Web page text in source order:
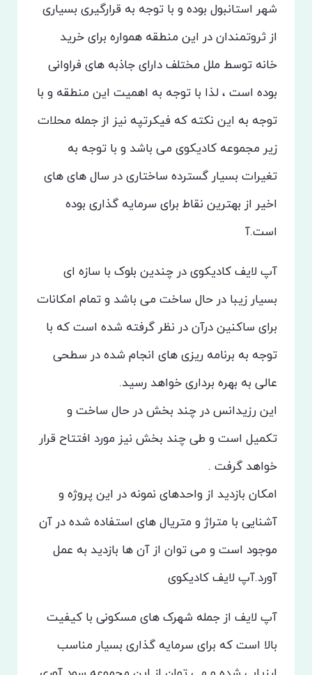
شهر استانبول بوده و با توجه به قرارگیری بسیاری
از ثروتمندان در این منطقه همواره برای خرید
خانه توسط ملل مختلف دارای جاذبه های فراوانی
بوده است ، لذا با توجه به اهمیت این منطقه و با
توجه به این نکته که فیکرتپه نیز از جمله محلات
زیر مجموعه کادیکوی می باشد و با توجه به
تغیرات بسیار گسترده ساختاری در سال های های
اخیر از بهترین نقاط برای سرمایه گذاری بوده
است.آ
آپ لایف کادیکوی در چندین بلوک با سازه ای
بسیار زیبا در حال ساخت می باشد و تمام امکانات
برای ساکنین درآن در نظر گرفته شده است که با
توجه به برنامه ریزی های انجام شده در سطحی
عالی به بهره برداری خواهد رسید.
این رزیدانس در چند بخش در حال ساخت و
تکمیل است و طی چند بخش نیز مورد افتتاح قرار
خواهد گرفت .
امکان بازدید از واحدهای نمونه در این پروژه و
آشنایی با متراژ و متریال های استفاده شده در آن
موجود است و می توان از آن ها بازدید به عمل
آورد.آپ لایف کادیکوی
آپ لایف از جمله شهرک های مسکونی با کیفیت
بالا است که برای سرمایه گذاری بسیار مناسب